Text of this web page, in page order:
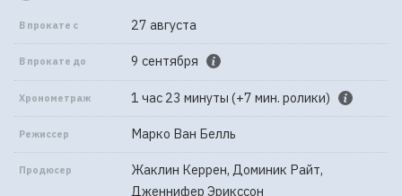
В прокате с 27 августа
В прокате до 9 сентября
Хронометраж 1 час 23 минуты (+7 мин. ролики)
Режиссер Марко Ван Белль
Продюсер
Жаклин Керрен, Доминик Райт,
Дженнифер Эрикссон